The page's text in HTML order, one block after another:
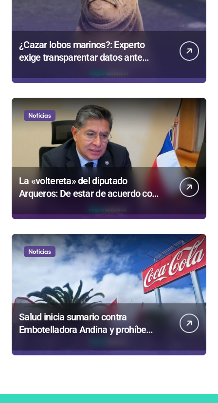
¿Cazar lobos marinos?: Experto
exige transparentar datos ante
Gobierno
Noticias
La «voltereta» del diputado
Arqueros: De estar de acuerdo con
privatizar Codelco a defender una
empresa 100% estatal
Noticias
Salud inicia sumario contra
Embotelladora Andina y prohíbe
laborales